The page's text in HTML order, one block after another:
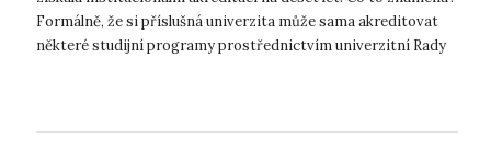
Formálně, že si příslušná univerzita může sama akreditovat
některé studijní programy prostřednictvím univerzitní Rady